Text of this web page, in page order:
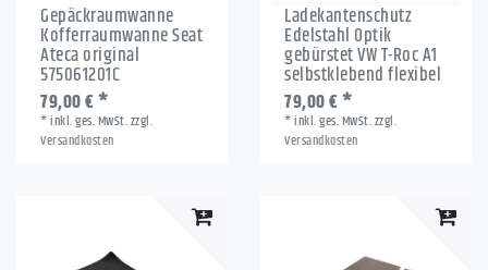
Gepäckraumwanne
Kofferraumwanne Seat
Ateca original
575061201C
79,00 € *
*inkl. ges. MwSt.zzgl.
Versandkosten
Ladekantenschutz
Edelstahl Optik
gebürstet VW T-Roc A1
selbstklebend flexibel
79,00 € *
*inkl. ges. MwSt.zzgl.
Versandkosten